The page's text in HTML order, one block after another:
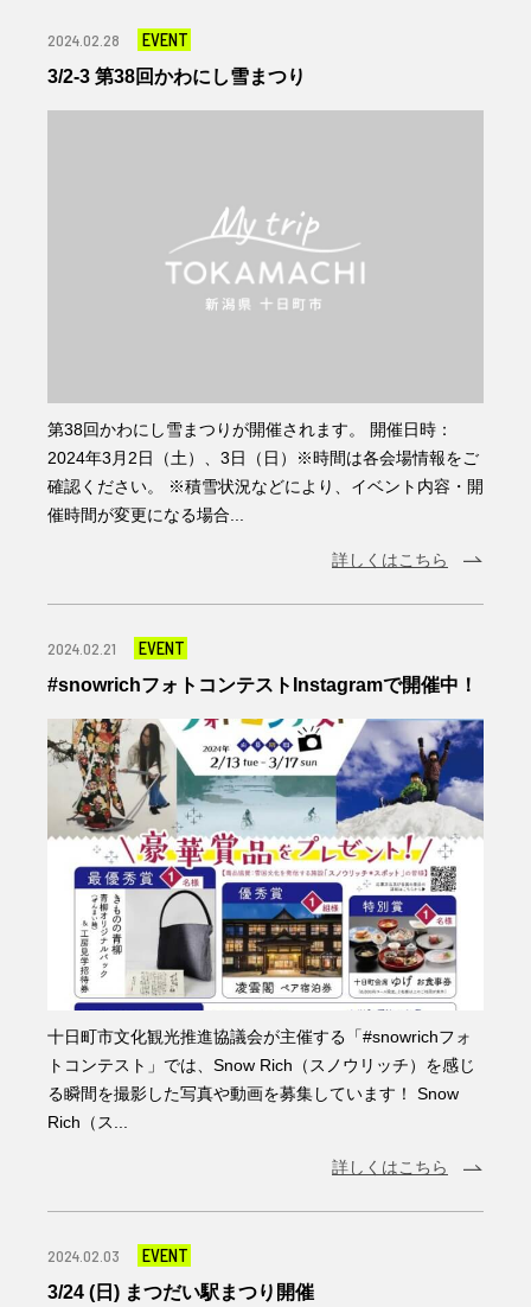
2024.02.28 EVENT
3/2-3 第38回かわにし雪まつり
第38回かわにし雪まつりが開催されます。 開催日時：
2024年3月2日（土）、3日（日）※時間は各会場情報をご
確認ください。 ※積雪状況などにより、イベント内容・開
催時間が変更になる場合...
詳しくはこちら
2024.02.21 EVENT
#snowrichフォトコンテストInstagramで開催中！
十日町市文化観光推進協議会が主催する「#snowrichフォ
トコンテスト」では、Snow Rich（スノウリッチ）を感じ
る瞬間を撮影した写真や動画を募集しています！ Snow
Rich（ス...
詳しくはこちら
2024.02.03 EVENT
3/24 (日) まつだい駅まつり開催